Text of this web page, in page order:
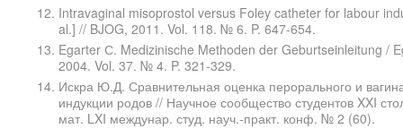
Intravaginal misoprostol versus Foley catheter for labour
al.] // BJOG, 2011. Vol. 118. № 6. P. 647-654.
Egarter С. Medizinische Methoden der Geburtseinleitung /
2004. Vol. 37. № 4. P. 321-329.
Искра Ю.Д. Сравнительная оценка перорального и
индукции родов // Научное сообщество студентов XXI
мат. LXI междунар. студ. науч.-практ. конф. № 2 (60).